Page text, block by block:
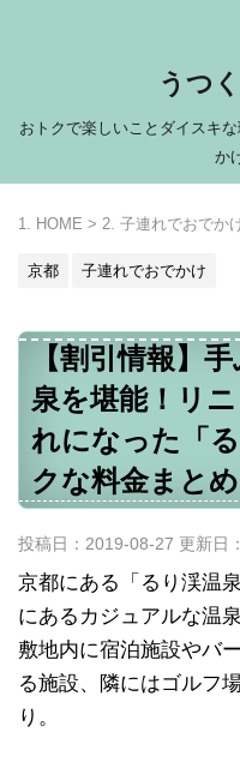
うつ
おトクで楽しいことダイスキ
か
HOME > 子連れでおでか
京都 子連れでおでかけ
【割引情報】
泉を堪能！リ
れになった「
クな料金まとめ
投稿日：2019-08-27 更新日：
京都にある「るり渓温
にあるカジュアルな温
敷地内に宿泊施設やバ
る施設、隣にはゴルフ
り。